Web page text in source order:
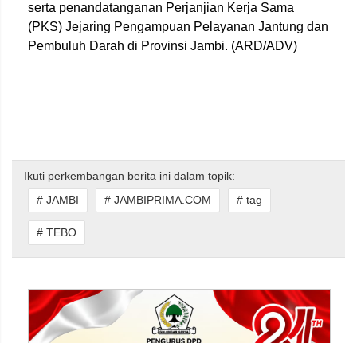
serta penandatanganan Perjanjian Kerja Sama
(PKS) Jejaring Pengampuan Pelayanan Jantung dan
Pembuluh Darah di Provinsi Jambi. (ARD/ADV)
Ikuti perkembangan berita ini dalam topik:
# JAMBI
# JAMBIPRIMA.COM # tag
# TEBO